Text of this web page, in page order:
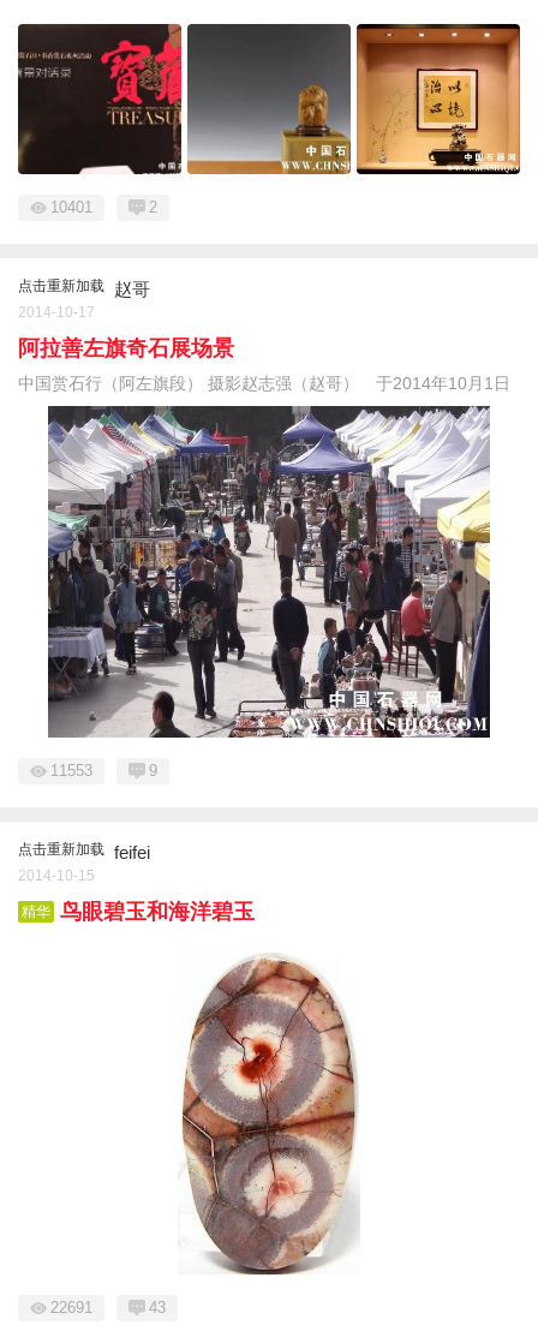
10401 2
点击重新加载 赵哥
2014-10-17
阿拉善左旗奇石展场景
中国赏石行（阿左旗段） 摄影赵志强（赵哥） 于2014年10月1日
11553 9
点击重新加载 feifei
2014-10-15
精华 鸟眼碧玉和海洋碧玉
22691 43